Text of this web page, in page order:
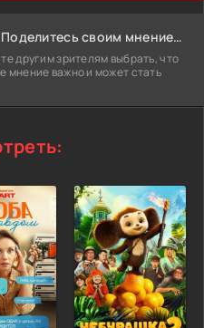
Понравился фильм? Поделитесь своим мнением!
другим зрителям выбрать, что
мнение важно и может стать